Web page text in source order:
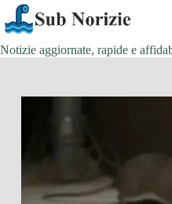
Salta
al
contenuto
Notizie aggiornate, rapide e